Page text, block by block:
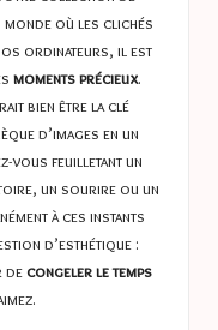
monde où les clichés
ordinateurs, il est
moments précieux.
bien être la clé
d’images en un
vous feuilletant un
un sourire ou un
à ces instants
d’esthétique :
de congeler le temps